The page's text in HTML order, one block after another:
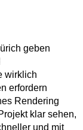
geben
wirklich
erfordern
Rendering
klar sehen,
und mit